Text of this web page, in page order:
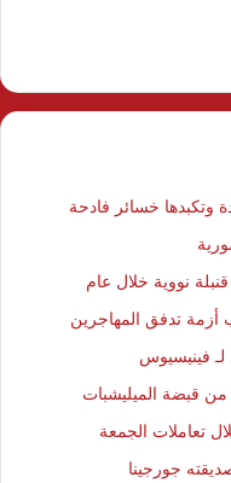
وتكبدها خسائر فادحة
نووية خلال عام
أزمة تدفق المهاجرين
لـ فينيسيوس
قبضة الميليشبات
تعاملات الجمعة
جورجينا